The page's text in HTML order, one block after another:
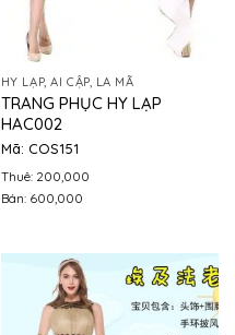
HY LẠP, AI CẬP, LA MÃ
TRANG PHỤC HY LẠP
HAC002
Mã: COS151
Thuê: 200,000
Bán: 600,000